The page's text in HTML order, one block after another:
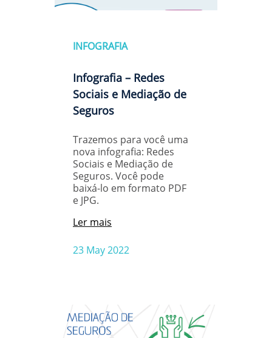
INFOGRAFIA
Infografia – Redes
Sociais e Mediação de
Seguros
Trazemos para você uma
nova infografia: Redes
Sociais e Mediação de
Seguros. Você pode
baixá-lo em formato PDF
e JPG.
23 May 2022
Ler mais